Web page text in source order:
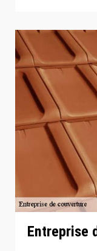
Entreprise